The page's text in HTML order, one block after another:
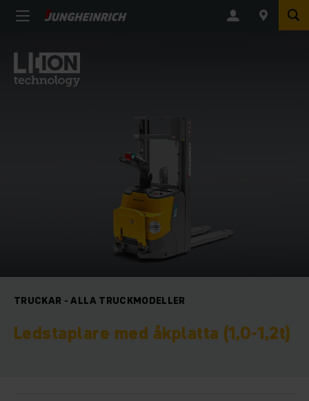
TRUCKAR - ALLA TRUCKMODELLER
Ledstaplare med åkplatta (1,0-1,2t)